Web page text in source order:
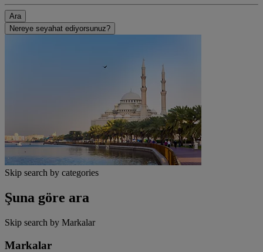
Ara
Nereye seyahat ediyorsunuz?
Skip search by categories
Şuna göre ara
Skip search by Markalar
Markalar